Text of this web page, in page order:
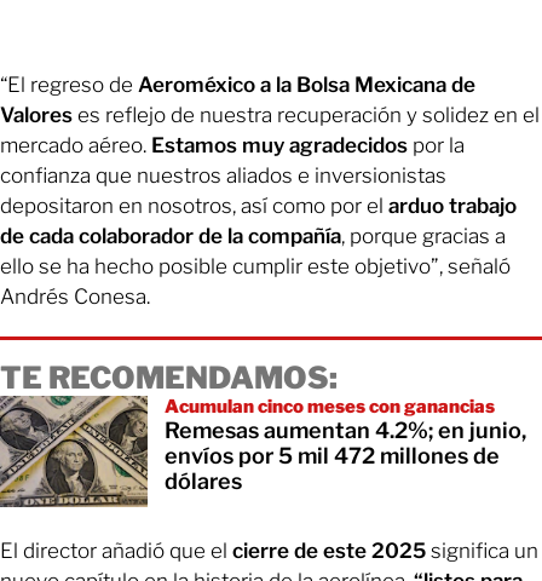
“El regreso de Aeroméxico a la Bolsa Mexicana de
Valores es reflejo de nuestra recuperación y solidez en el
mercado aéreo. Estamos muy agradecidos por la
confianza que nuestros aliados e inversionistas
depositaron en nosotros, así como por el arduo trabajo
de cada colaborador de la compañía, porque gracias a
ello se ha hecho posible cumplir este objetivo”, señaló
Andrés Conesa.
TE RECOMENDAMOS:
Acumulan cinco meses con ganancias
Remesas aumentan 4.2%; en junio,
envíos por 5 mil 472 millones de
dólares
El director añadió que el cierre de este 2025 significa un